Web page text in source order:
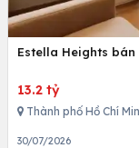
Estella Heights
13.2 tỷ
Thành phố Hồ Chí
30/07/2026